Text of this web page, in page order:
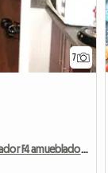
7
Habitación compartida en un encantador F4 amueblado para 3